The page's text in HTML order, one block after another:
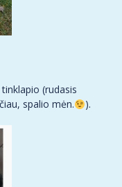
(rudasis
spalio mėn.
).